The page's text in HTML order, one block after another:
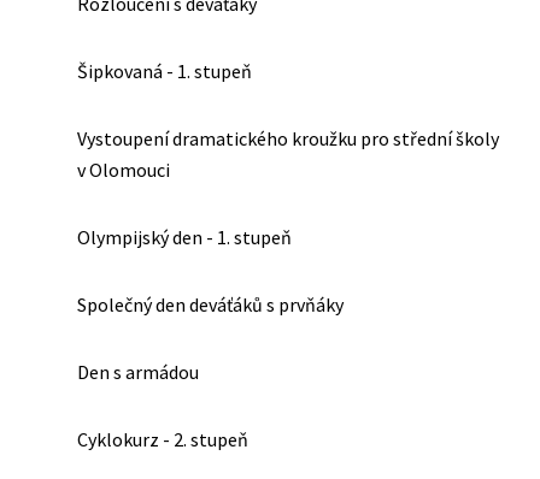
Šipkovaná - 1. stupeň
Vystoupení dramatického kroužku pro střední školy
v Olomouci
Olympijský den - 1. stupeň
Společný den deváťáků s prvňáky
Den s armádou
Cyklokurz - 2. stupeň